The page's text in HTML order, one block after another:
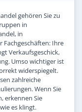
gehören Sie zu
in
in
Fachgeschäften: Ihre
Verkaufsgeschick,
Umso wichtiger ist
widerspiegelt.
zahlreiche
Wenn Sie
erkennen Sie
es klingt.